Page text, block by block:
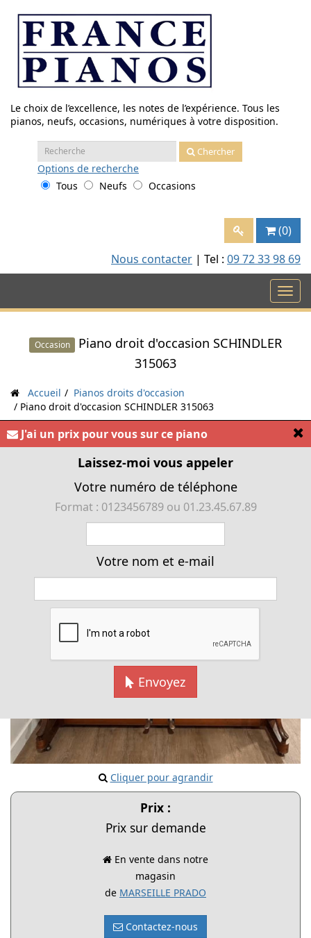
contenu
Le choix de l’excellence, les notes de l’expérience. Tous les
pianos, neufs, occasions, numériques à votre disposition.
Recherche
:
Chercher
Options de recherche
Tous
Neufs Occasions
(0)
Nous contacter | Tel : 09 72 33 98 69
Occasion Piano droit d'occasion SCHINDLER
315063
Accueil
Pianos droits d'occasion
Piano droit d'occasion SCHINDLER 315063
« Piano droit d'occasion SCHINDLER 315063 »
Cliquer pour agrandir
Prix :
Prix sur demande
En vente dans notre
magasin
de MARSEILLE PRADO
Contactez-nous
J'ai un prix pour vous sur ce piano
Laissez-moi vous appeler
Votre numéro de téléphone
Format : 0123456789 ou 01.23.45.67.89
Votre nom et e-mail
Envoyez